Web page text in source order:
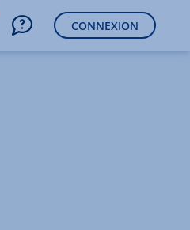
CONNEXION